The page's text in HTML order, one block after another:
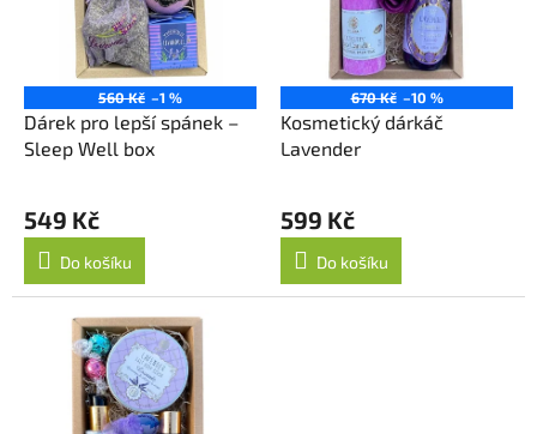
560 Kč –1 %
Dárek pro lepší spánek –
Sleep Well box
549 Kč
Do košíku
670 Kč –10 %
Kosmetický dárkáč
Lavender
599 Kč
Do košíku